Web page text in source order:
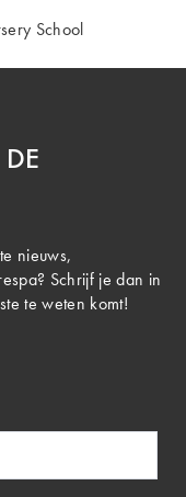
School
nieuws,
Schrijf je dan in
te weten komt!